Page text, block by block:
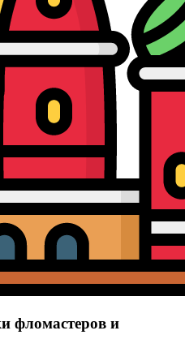
фломастеров и